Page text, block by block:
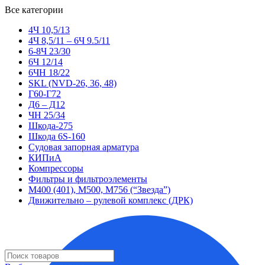
Все категории
4Ч 10,5/13
4Ч 8,5/11 – 6Ч 9.5/11
6-8Ч 23/30
6Ч 12/14
6ЧН 18/22
SKL (NVD-26, 36, 48)
Г60-Г72
Д6 – Д12
ЧН 25/34
Шкода-275
Шкода 6S-160
Судовая запорная арматура
КИПиА
Компрессоры
Фильтры и фильтроэлементы
М400 (401), М500, М756 (“Звезда”)
Движительно – рулевой комплекс (ДРК)